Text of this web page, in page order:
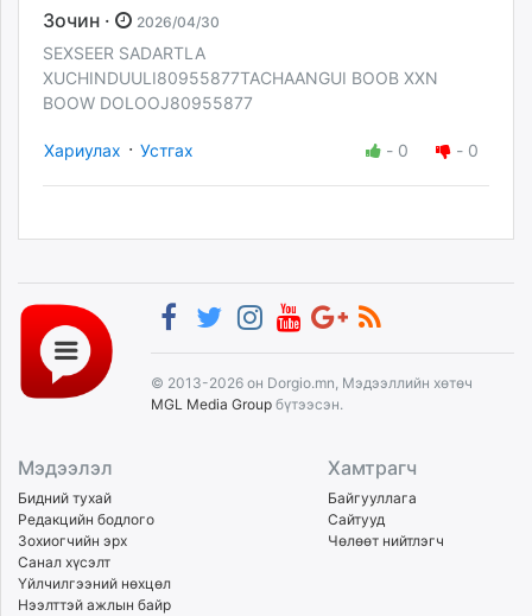
Зочин · 2026/04/30
SEXSEER SADARTLA
XUCHINDUULI80955877TACHAANGUI BOOB XXN
BOOW DOLOOJ80955877
Хариулах · Устгах - 0 - 0
© 2013-2026 он Dorgio.mn, Мэдээллийн хөтөч
MGL Media Group бүтээсэн.
Мэдээлэл
Бидний тухай
Редакцийн бодлого
Зохиогчийн эрх
Санал хүсэлт
Үйлчилгээний нөхцөл
Нээлттэй ажлын байр
Хамтрагч
Байгууллага
Сайтууд
Чөлөөт нийтлэгч